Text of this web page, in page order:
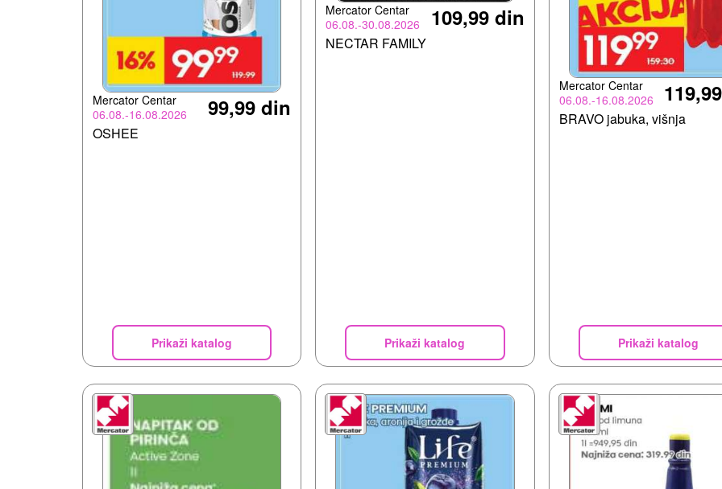
Mercator Centar
06.08.-16.08.2026
99,99 din
OSHEE
Prikaži katalog
Mercator Centar
06.08.-30.08.2026
109,99 din
NECTAR FAMILY
Prikaži katalog
Mercator Centar
06.08.-16.08.2026
BRAVO jabuka, višnja
Prikaži katalog